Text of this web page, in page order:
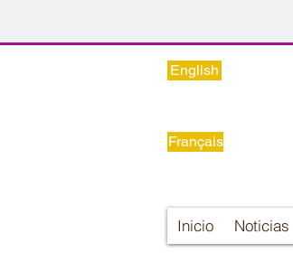
English
Français
Inicio Noticias